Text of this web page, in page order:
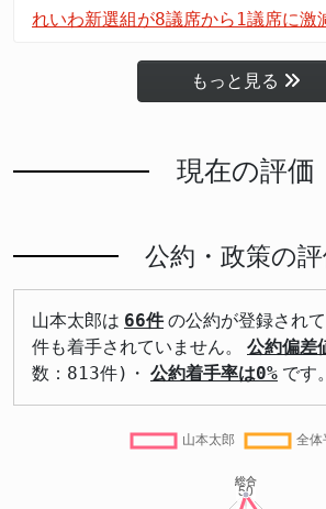
れいわ新選組が8議席から1議席に
もっと見る
現在の評価
公約・政策の
山本太郎は 66件 の公約が登録され
件も着手されていません。
公約偏
数：813件)・ 公約着手率は0% です。